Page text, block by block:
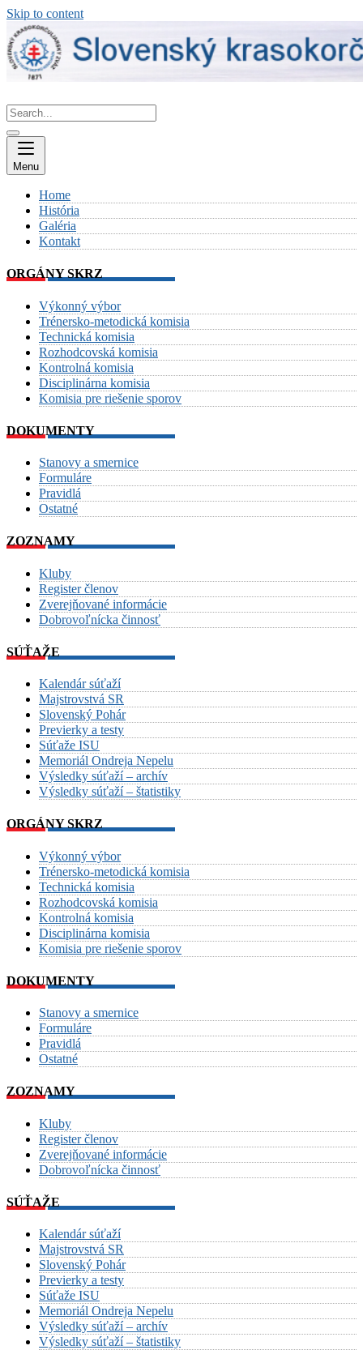
Skip to content
Menu
Home
História
Galéria
Kontakt
ORGÁNY SKRZ
Výkonný výbor
Trénersko-metodická komisia
Technická komisia
Rozhodcovská komisia
Kontrolná komisia
Disciplinárna komisia
Komisia pre riešenie sporov
DOKUMENTY
Stanovy a smernice
Formuláre
Pravidlá
Ostatné
ZOZNAMY
Kluby
Register členov
Zverejňované informácie
Dobrovoľnícka činnosť
SÚŤAŽE
Kalendár súťaží
Majstrovstvá SR
Slovenský Pohár
Previerky a testy
Súťaže ISU
Memoriál Ondreja Nepelu
Výsledky súťaží – archív
Výsledky súťaží – štatistiky
ORGÁNY SKRZ
Výkonný výbor
Trénersko-metodická komisia
Technická komisia
Rozhodcovská komisia
Kontrolná komisia
Disciplinárna komisia
Komisia pre riešenie sporov
DOKUMENTY
Stanovy a smernice
Formuláre
Pravidlá
Ostatné
ZOZNAMY
Kluby
Register členov
Zverejňované informácie
Dobrovoľnícka činnosť
SÚŤAŽE
Kalendár súťaží
Majstrovstvá SR
Slovenský Pohár
Previerky a testy
Súťaže ISU
Memoriál Ondreja Nepelu
Výsledky súťaží – archív
Výsledky súťaží – štatistiky